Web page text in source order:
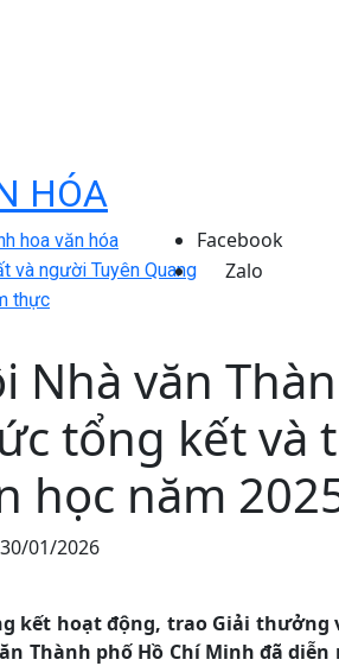
HÓA
hoa văn hóa
và người Tuyên Quang
thực
Facebook
Zalo
Nhà văn
tổng kết và
học năm
01/2026
kết hoạt động, trao Giải thưởng
Thành phố Hồ Chí Minh đã